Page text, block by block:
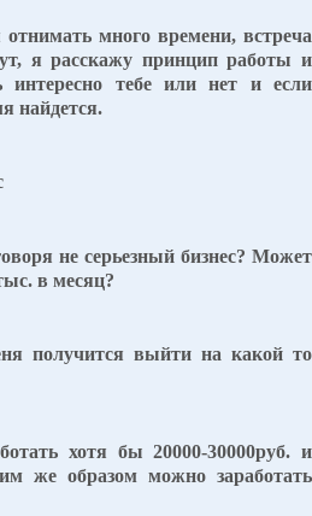
много времени, встреча
я расскажу принцип работы и
тебе или нет и если
найдется.
не серьезный бизнес? Может
в месяц?
получится выйти на какой то
хотя бы 20000-30000руб. и
же образом можно заработать